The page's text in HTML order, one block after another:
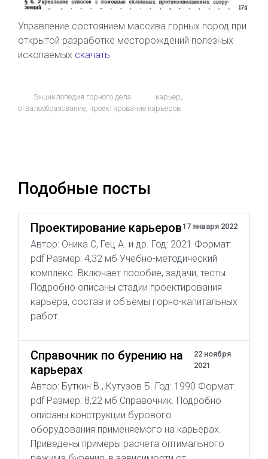
Управление состоянием массива горных пород при
открытой разработке месторождений полезных
ископаемых скачать
Энциклопедия горного дела карьер
отвалообразование проектирование карьеров
Подобные посты
Проектирование карьеров 17 января 2022
Автор: Оника С, Гец А. и др. Год: 2021 Формат:
pdf Размер: 4,32 мб Учебно-методический
комплекс. Включает пособие, задачи, тесты.
Подробно описаны стадии проектирования
карьера, состав и объемы горно-капитальных
работ.
Справочник по бурению на
карьерах
22 ноября
2021
Автор: Буткин В., Кутузов Б. Год: 1990 Формат:
pdf Размер: 8,22 мб Справочник. Подробно
описаны конструкции бурового
оборудования применяемого на карьерах.
Приведены примеры расчета оптимального